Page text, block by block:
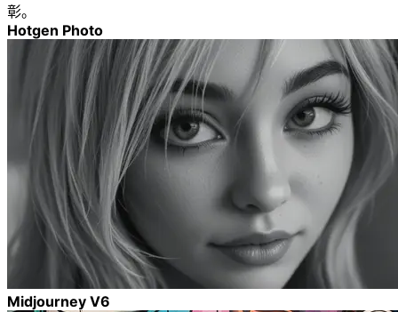
彰。
Hotgen Photo
Midjourney V6